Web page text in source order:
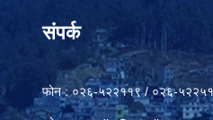
संपर्क
फोन : ०२६-५२२११९ / ०२६-